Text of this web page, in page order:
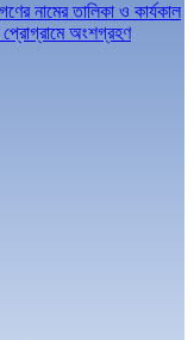
নামের তালিকা ও কার্যকাল
প্রোগ্রামে অংশগ্রহণ